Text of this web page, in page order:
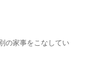
の家事をこなしてい